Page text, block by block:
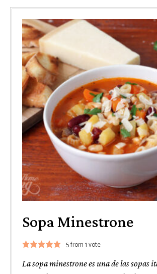
Sopa Minestrone
5from 1 vote
La sopa minestrone es una de las sopas